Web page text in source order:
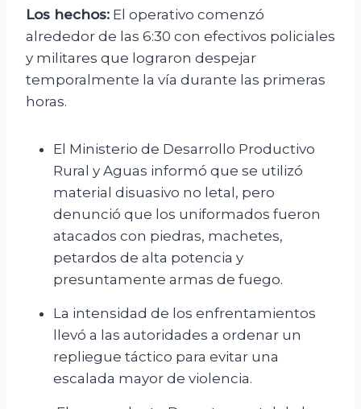
Los hechos: El operativo comenzó
alrededor de las 6:30 con efectivos policiales
y militares que lograron despejar
temporalmente la vía durante las primeras
horas.
El Ministerio de Desarrollo Productivo
Rural y Aguas informó que se utilizó
material disuasivo no letal, pero
denunció que los uniformados fueron
atacados con piedras, machetes,
petardos de alta potencia y
presuntamente armas de fuego.
La intensidad de los enfrentamientos
llevó a las autoridades a ordenar un
repliegue táctico para evitar una
escalada mayor de violencia.